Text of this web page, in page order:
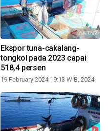
Ekspor tuna-cakalang-
tongkol pada 2023 capai
518,4 persen
19 February 2024 19:13 WIB, 2024